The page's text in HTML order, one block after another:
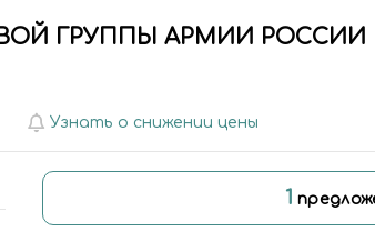
ГРУППЫ АРМИИ РОССИИ
Узнать о снижении цены
1